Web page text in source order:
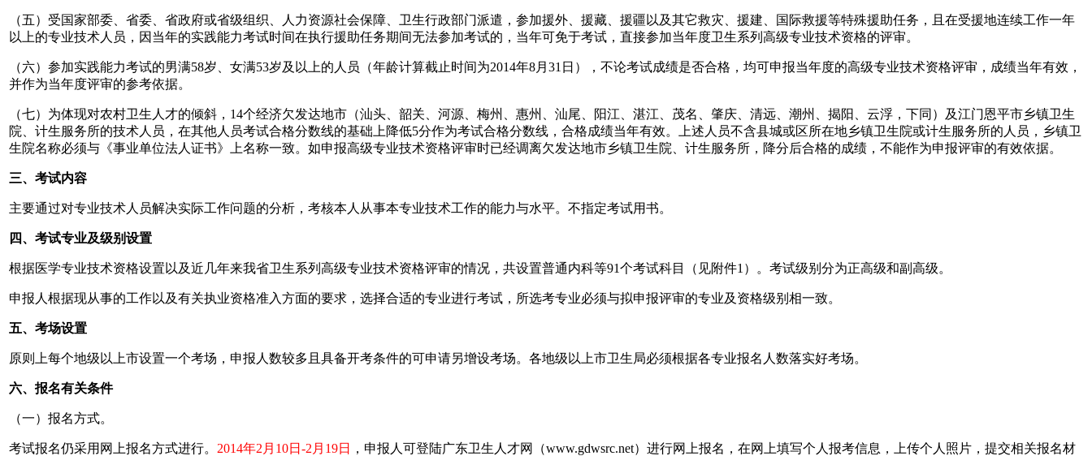
（五）受国家部委、省委、省政府或省级组织、人力资源社会保障、卫生行政部门派遣，参加援外、援藏、援疆以及其它救灾、援建、国际救援等特殊援助任务，且在受援地连续工作一年
以上的专业技术人员，因当年的实践能力考试时间在执行援助任务期间无法参加考试的，当年可免于考试，直接参加当年度卫生系列高级专业技术资格的评审。
（六）参加实践能力考试的男满58岁、女满53岁及以上的人员（年龄计算截止时间为2014年8月31日），不论考试成绩是否合格，均可申报当年度的高级专业技术资格评审，成绩当年有效，
并作为当年度评审的参考依据。
（七）为体现对农村卫生人才的倾斜，14个经济欠发达地市（汕头、韶关、河源、梅州、惠州、汕尾、阳江、湛江、茂名、肇庆、清远、潮州、揭阳、云浮，下同）及江门恩平市乡镇卫生
院、计生服务所的技术人员，在其他人员考试合格分数线的基础上降低5分作为考试合格分数线，合格成绩当年有效。上述人员不含县城或区所在地乡镇卫生院或计生服务所的人员，乡镇卫
生院名称必须与《事业单位法人证书》上名称一致。如申报高级专业技术资格评审时已经调离欠发达地市乡镇卫生院、计生服务所，降分后合格的成绩，不能作为申报评审的有效依据。
三、考试内容
主要通过对专业技术人员解决实际工作问题的分析，考核本人从事本专业技术工作的能力与水平。不指定考试用书。
四、考试专业及级别设置
根据医学专业技术资格设置以及近几年来我省卫生系列高级专业技术资格评审的情况，共设置普通内科等91个考试科目（见附件1）。考试级别分为正高级和副高级。
申报人根据现从事的工作以及有关执业资格准入方面的要求，选择合适的专业进行考试，所选考专业必须与拟申报评审的专业及资格级别相一致。
五、考场设置
原则上每个地级以上市设置一个考场，申报人数较多且具备开考条件的可申请另增设考场。各地级以上市卫生局必须根据各专业报名人数落实好考场。
六、报名有关条件
（一）报名方式。
考试报名仍采用网上报名方式进行。 2014年2月10日-2月19日
，申报人可登陆广东卫生人才网（www.gdwsrc.net）进行网上报名，在网上填写个人报考信息，上传个人照片，提交相关报名材